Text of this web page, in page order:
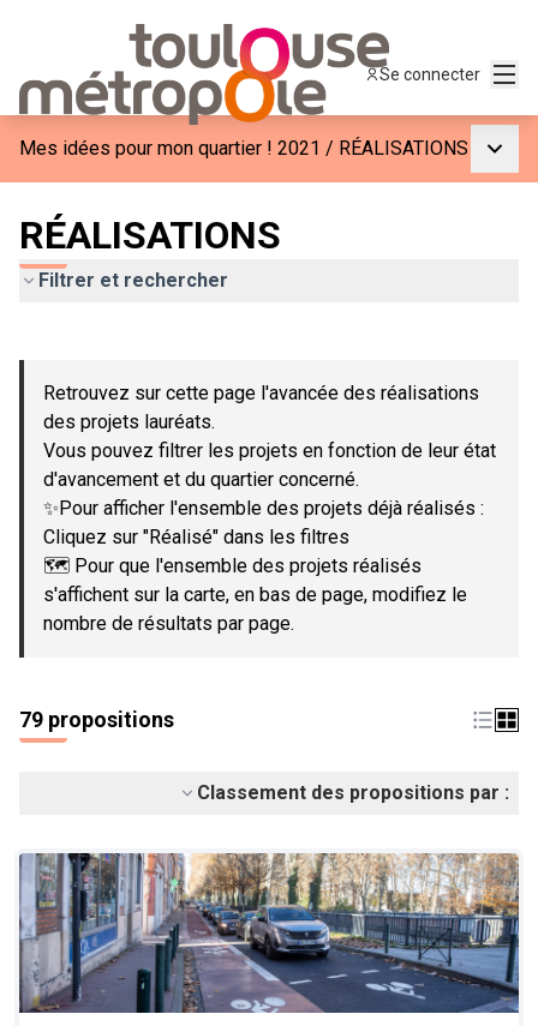
Se connecter
Mes idées pour mon quartier ! 2021 / RÉALISATIONS
RÉALISATIONS
Filtrer et rechercher
−
Retrouvez sur cette page l'avancée des réalisations
des projets lauréats.
Vous pouvez filtrer les projets en fonction de leur état
d'avancement et du quartier concerné.
✨Pour afficher l'ensemble des projets déjà réalisés :
Cliquez sur "Réalisé" dans les filtres
🗺️ Pour que l'ensemble des projets réalisés
s'affichent sur la carte, en bas de page, modifiez le
nombre de résultats par page.
79 propositions
Classement des propositions par :